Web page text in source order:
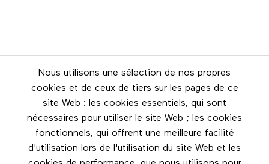
Nous utilisons une sélection de nos propres
cookies et de ceux de tiers sur les pages de ce
site Web : les cookies essentiels, qui sont
nécessaires pour utiliser le site Web ; les cookies
fonctionnels, qui offrent une meilleure facilité
d'utilisation lors de l'utilisation du site Web et les
Infolettre
Restez en contact grâce à l'infolettre
Footer menu
Les éditions Esse